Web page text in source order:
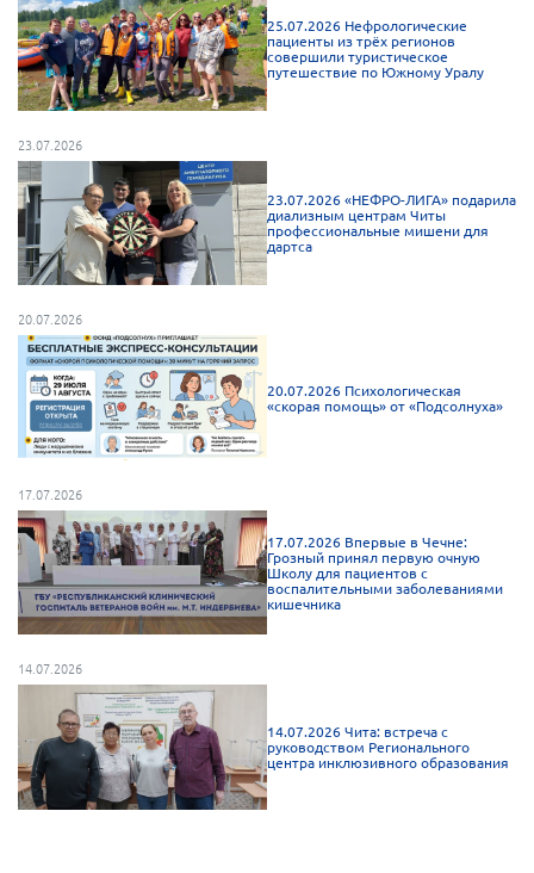
Республика Бурятия
Республика Карелия
Республика Калмыкия
Республика Хакасия
Ростовская область
г. Санкт-Петербург
г. Севастополь
Самарская область ПРИЗМА
Самарская область СГОРС
Свердловская область
Смоленская область
Ставропольский край
Сахалинская область
Томская область
Тульская область
Ульяновская область
Челябинская область
Ярославская область
25.07.2026 Нефрологические
пациенты из трёх регионов
совершили туристическое
путешествие по Южному Уралу
23.07.2026
23.07.2026 «НЕФРО-ЛИГА» подарила
диализным центрам Читы
профессиональные мишени для
дартса
20.07.2026
20.07.2026 Психологическая
«скорая помощь» от «Подсолнуха»
17.07.2026
17.07.2026 Впервые в Чечне:
Грозный принял первую очную
Школу для пациентов с
воспалительными заболеваниями
кишечника
14.07.2026
14.07.2026 Чита: встреча с
руководством Регионального
центра инклюзивного образования